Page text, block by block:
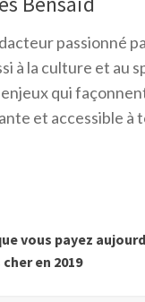
passionné
à la culture et au
qui
et accessible à
vous payez
en 2019